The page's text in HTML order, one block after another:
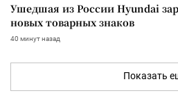
Ушедшая из России Hyundai
новых товарных знаков
40 минут назад
Показать